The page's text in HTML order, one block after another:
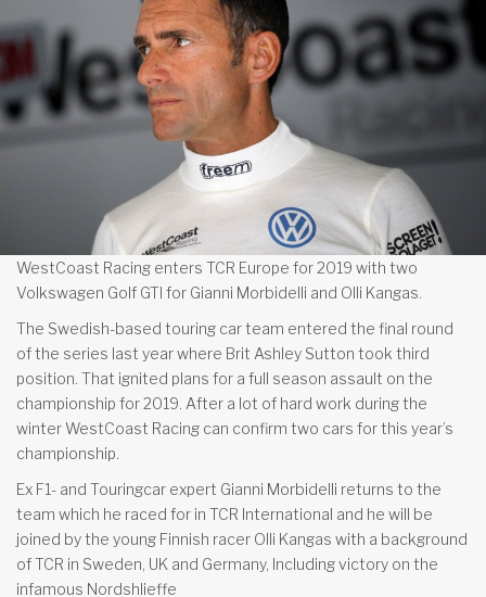
WestCoast Racing enters TCR Europe for 2019 with two
Volkswagen Golf GTI for Gianni Morbidelli and Olli Kangas.
The Swedish-based touring car team entered the final round
of the series last year where Brit Ashley Sutton took third
position. That ignited plans for a full season assault on the
championship for 2019. After a lot of hard work during the
winter WestCoast Racing can confirm two cars for this year’s
championship.
Ex F1- and Touringcar expert Gianni Morbidelli returns to the
team which he raced for in TCR International and he will be
joined by the young Finnish racer Olli Kangas with a background
of TCR in Sweden, UK and Germany, Including victory on the
infamous Nordshlieffe